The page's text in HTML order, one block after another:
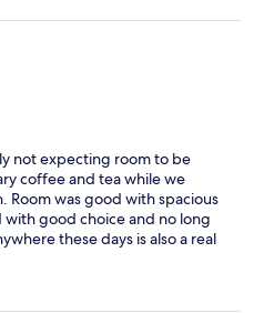
not expecting room to be
coffee and tea while we
Room was good with spacious
with good choice and no long
these days is also a real
will visit again when in area.